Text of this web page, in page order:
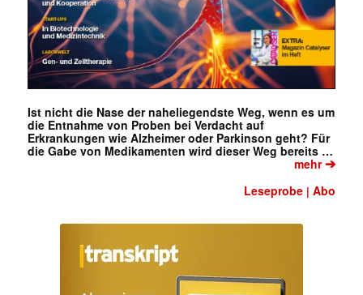
Ist nicht die Nase der naheliegendste Weg, wenn es um
die Entnahme von Proben bei Verdacht auf
Erkrankungen wie Alzheimer oder Parkinson geht? Für
die Gabe von Medikamenten wird dieser Weg bereits …
mehr➔
Leseprobe |Abo